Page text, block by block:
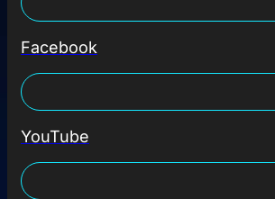
Facebook
YouTube